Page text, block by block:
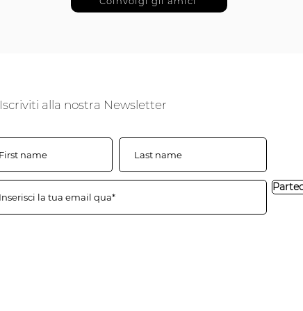
Iscriviti alla nostra Newsletter